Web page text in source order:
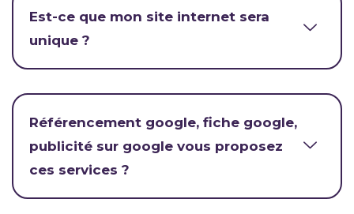
Est-ce que mon site internet sera
unique ?
Référencement google, fiche google,
publicité sur google vous proposez
ces services ?